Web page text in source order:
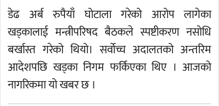
डेढ अर्ब रुपैयाँ घोटाला गरेको आरोप लागेका
खड्कालाई मन्त्रीपरिषद बैठकले स्पष्टीकरण नसोधि
बर्खास्त गरेको थियो। सर्वोच्च अदालतको अन्तरिम
आदेशपछि खड्का निगम फर्किएका थिए । आजको
नागरिकमा यो खबर छ ।